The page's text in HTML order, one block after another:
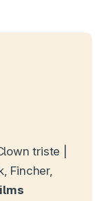
triste |
Fincher,